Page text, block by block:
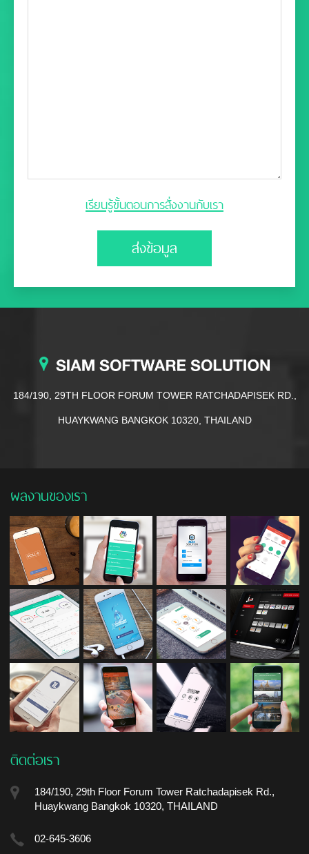
เรียนรู้ขั้นตอนการสั่งงานกับเรา
ส่งข้อมูล
184/190, 29TH FLOOR FORUM TOWER RATCHADAPISEK RD.,
HUAYKWANG BANGKOK 10320, THAILAND
ผลงานของเรา
ติดต่อเรา
184/190, 29th Floor Forum Tower Ratchadapisek Rd.,
Huaykwang Bangkok 10320, THAILAND
02-645-3606